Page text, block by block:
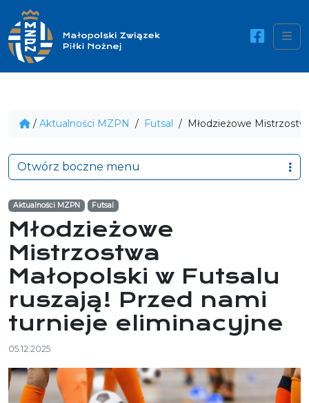
/ Aktualności MZPN / Futsal / Młodzieżowe
Aktualności MZPN Futsal
Młodzieżowe
Mistrzostwa
Małopolski w Futsalu
ruszają! Przed nami
turnieje eliminacyjne
05.12.2025
Otwórz boczne menu